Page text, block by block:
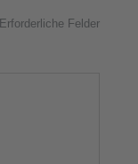
Erforderliche Felder